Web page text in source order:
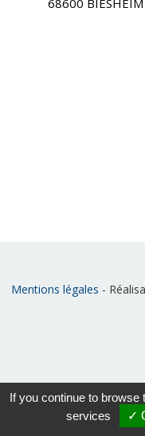
68600 BIESHEIM
Mentions légales -
If you continue to browse
services
✓